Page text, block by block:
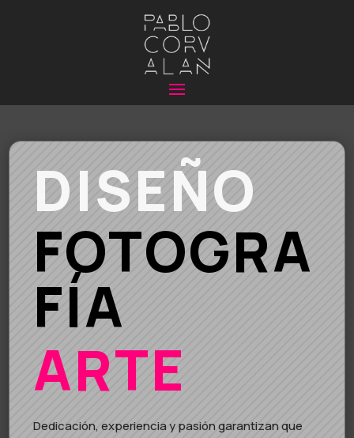
DISEÑO
FOTOGRA
FÍA
ARTE
Dedicación, experiencia y pasión garantizan que